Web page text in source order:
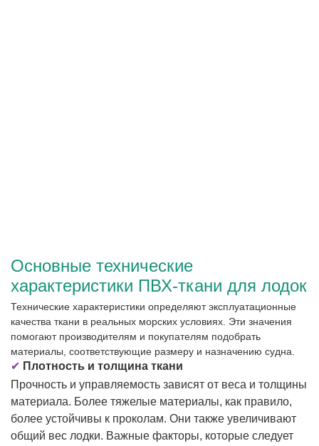
Основные технические
характеристики ПВХ-ткани для лодок
Технические характеристики определяют эксплуатационные
качества ткани в реальных морских условиях. Эти значения
помогают производителям и покупателям подобрать
материалы, соответствующие размеру и назначению судна.
✔ Плотность и толщина ткани
Прочность и управляемость зависят от веса и толщины
материала. Более тяжелые материалы, как правило,
более устойчивы к проколам. Они также увеличивают
общий вес лодки. Важные факторы, которые следует